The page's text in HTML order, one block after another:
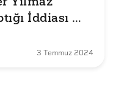
İddiası
3 Temmuz 2024